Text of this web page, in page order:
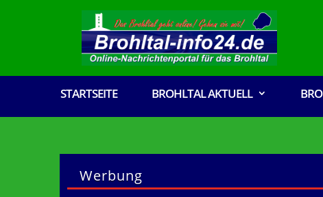
STARTSEITE BROHLTAL AKTUELL
Werbung